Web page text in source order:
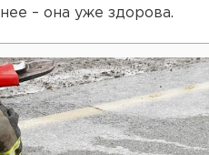
– она уже здорова.